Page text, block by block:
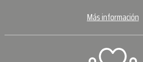
Más información